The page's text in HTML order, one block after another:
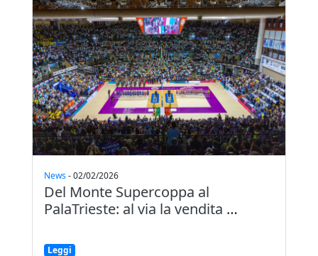
News-02/02/2026
Del Monte Supercoppa al
PalaTrieste: al via la vendita …
Leggi